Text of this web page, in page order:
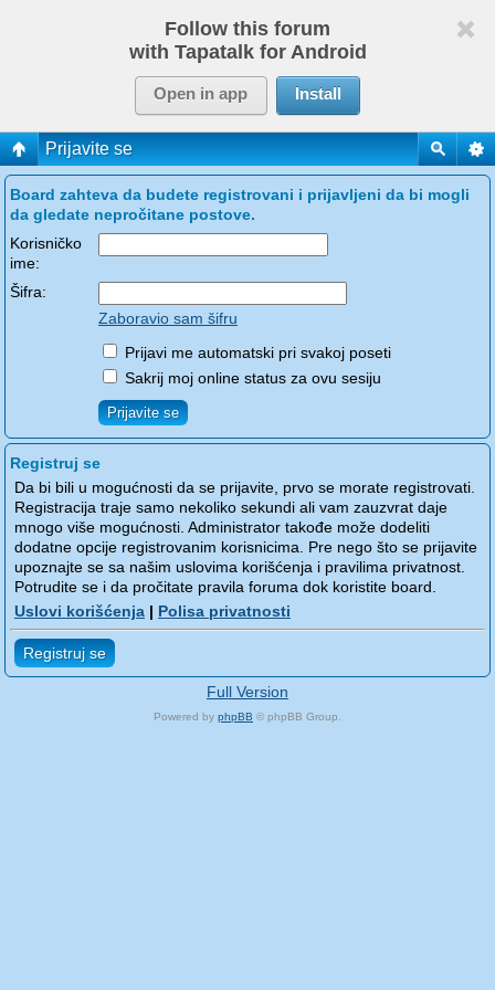
Follow this forum
with Tapatalk for Android
Open in app Install
Prijavite se
Board zahteva da budete registrovani i prijavljeni da bi mogli
da gledate nepročitane postove.
Korisničko
ime:
Šifra:
Zaboravio sam šifru
Prijavi me automatski pri svakoj poseti
Sakrij moj online status za ovu sesiju
Registruj se
Da bi bili u mogućnosti da se prijavite, prvo se morate registrovati.
Registracija traje samo nekoliko sekundi ali vam zauzvrat daje
mnogo više mogućnosti. Administrator takođe može dodeliti
dodatne opcije registrovanim korisnicima. Pre nego što se prijavite
upoznajte se sa našim uslovima korišćenja i pravilima privatnost.
Potrudite se i da pročitate pravila foruma dok koristite board.
Uslovi korišćenja | Polisa privatnosti
Registruj se
Full Version
Powered by phpBB © phpBB Group.